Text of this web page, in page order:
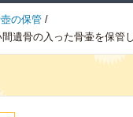
の保管 /
遺骨の入った骨壷を保管